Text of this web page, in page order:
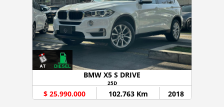
BMW X5 S DRIVE
25D
$ 25.990.000 102.763 Km 2018